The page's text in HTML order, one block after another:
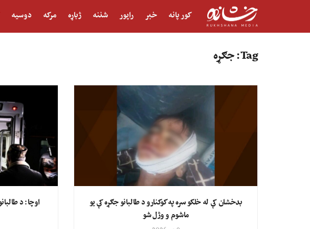
کور پانه خبر راپور شننه ژباړه مرکه دوسیه
Tag: جګړه
بدخشان کې له خلکو سره په کوکنارو د طالبانو جګړه کې یو
ماشوم و وژل شو